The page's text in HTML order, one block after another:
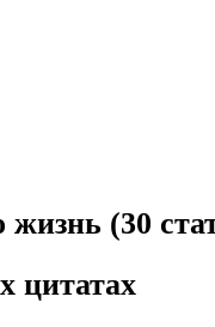
(30
цитатах